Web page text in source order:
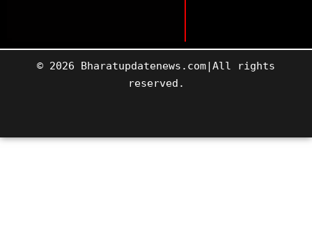
© 2026 Bharatupdatenews.com|All rights
reserved.